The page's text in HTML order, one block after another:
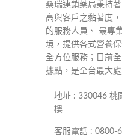
桑瑞連鎖藥局秉持
高與客戶之黏著度
的服務人員、 最專
境，提供各式營養
全方位服務；目前
據點，是全台最大處
地址 : 330046 桃
樓
客服電話 : 0800-